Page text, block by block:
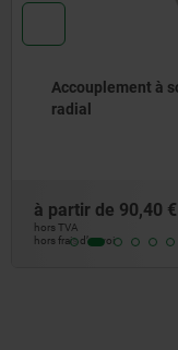
moyeu à serrage
DÉTAILS